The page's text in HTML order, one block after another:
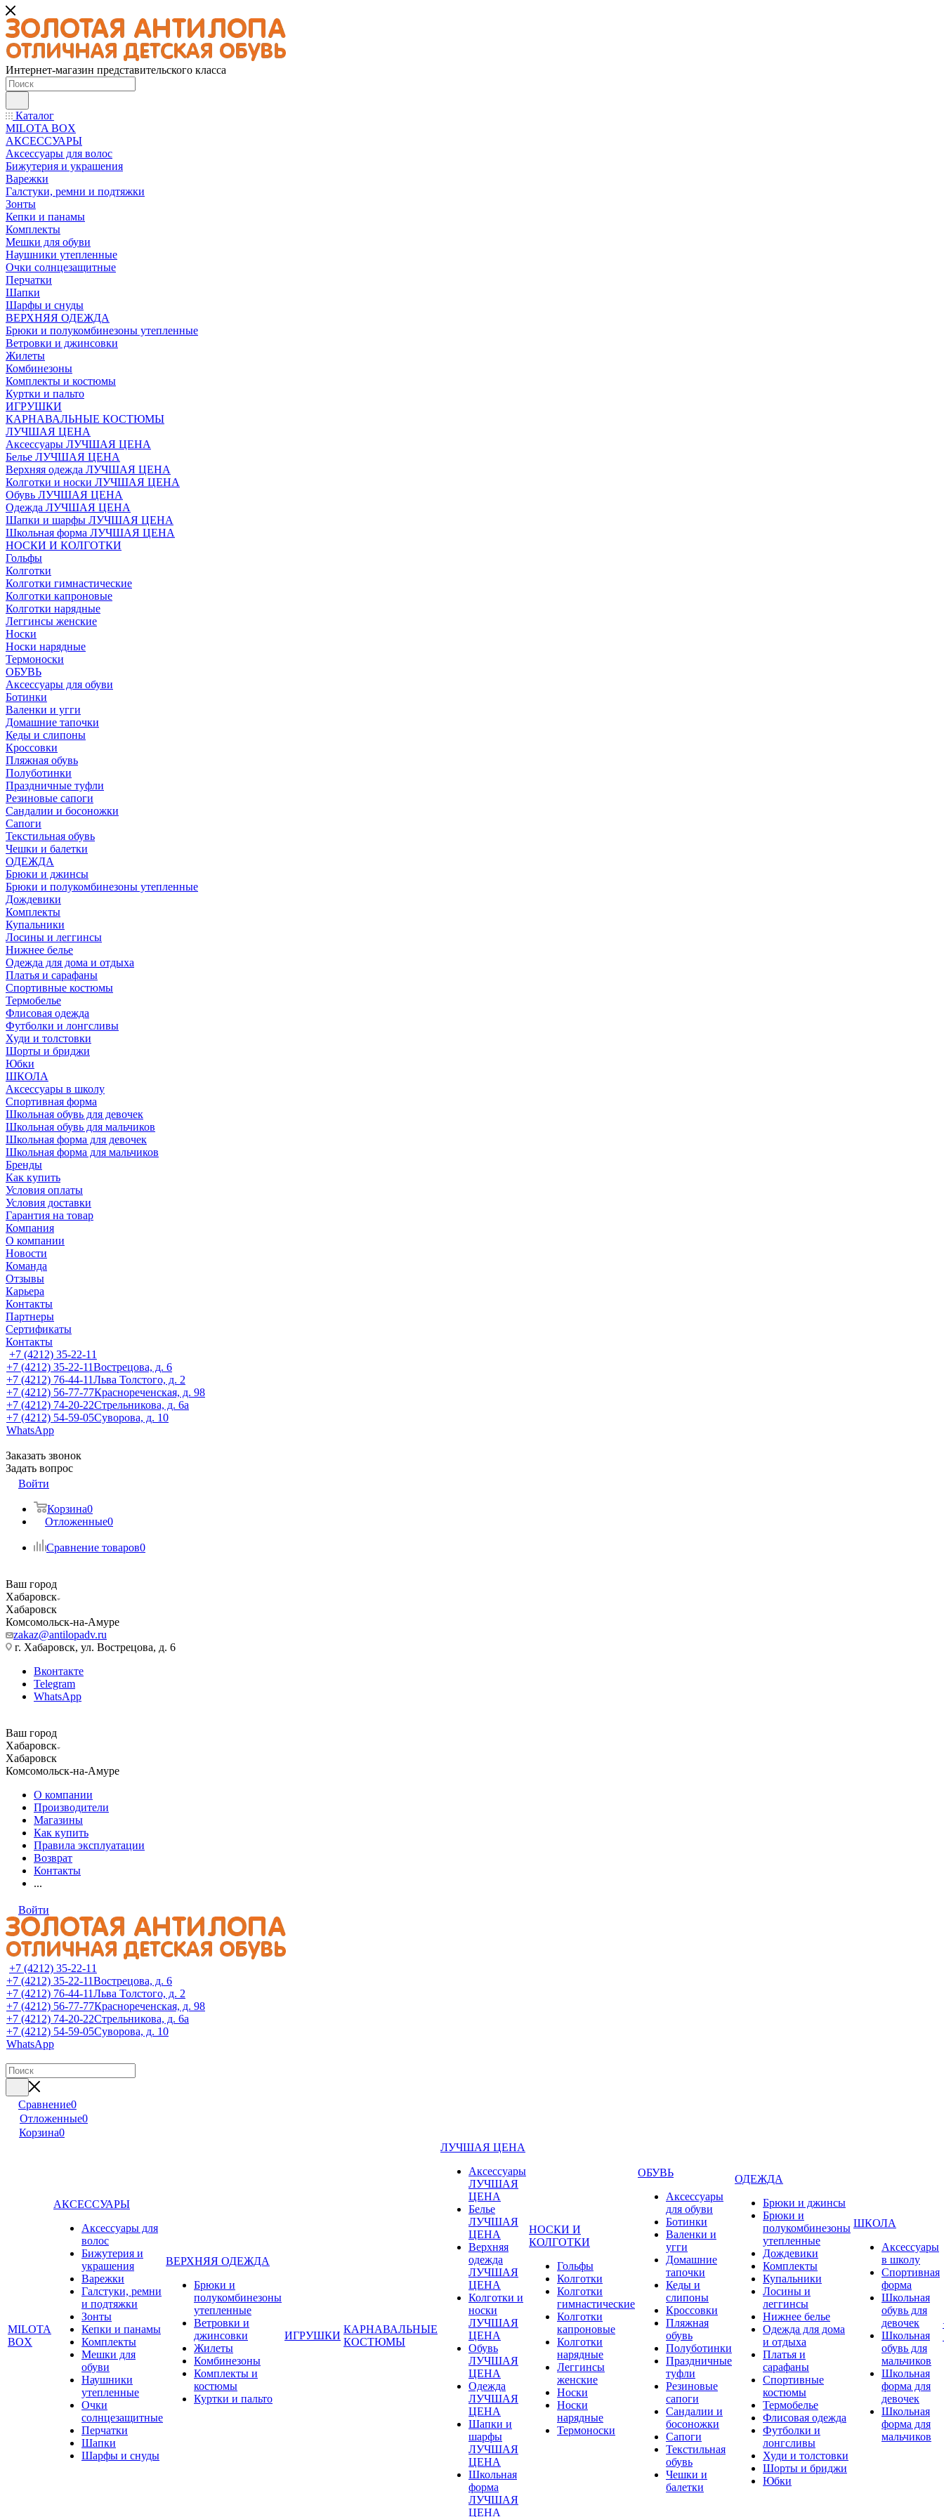
Интернет-магазин представительского класса
Каталог
MILOTA BOX
АКСЕССУАРЫ
Аксессуары для волос
Бижутерия и украшения
Варежки
Галстуки, ремни и подтяжки
Зонты
Кепки и панамы
Комплекты
Мешки для обуви
Наушники утепленные
Очки солнцезащитные
Перчатки
Шапки
Шарфы и снуды
ВЕРХНЯЯ ОДЕЖДА
Брюки и полукомбинезоны утепленные
Ветровки и джинсовки
Жилеты
Комбинезоны
Комплекты и костюмы
Куртки и пальто
ИГРУШКИ
КАРНАВАЛЬНЫЕ КОСТЮМЫ
ЛУЧШАЯ ЦЕНА
Аксессуары ЛУЧШАЯ ЦЕНА
Белье ЛУЧШАЯ ЦЕНА
Верхняя одежда ЛУЧШАЯ ЦЕНА
Колготки и носки ЛУЧШАЯ ЦЕНА
Обувь ЛУЧШАЯ ЦЕНА
Одежда ЛУЧШАЯ ЦЕНА
Шапки и шарфы ЛУЧШАЯ ЦЕНА
Школьная форма ЛУЧШАЯ ЦЕНА
НОСКИ И КОЛГОТКИ
Гольфы
Колготки
Колготки гимнастические
Колготки капроновые
Колготки нарядные
Леггинсы женские
Носки
Носки нарядные
Термоноски
ОБУВЬ
Аксессуары для обуви
Ботинки
Валенки и угги
Домашние тапочки
Кеды и слипоны
Кроссовки
Пляжная обувь
Полуботинки
Праздничные туфли
Резиновые сапоги
Сандалии и босоножки
Сапоги
Текстильная обувь
Чешки и балетки
ОДЕЖДА
Брюки и джинсы
Брюки и полукомбинезоны утепленные
Дождевики
Комплекты
Купальники
Лосины и леггинсы
Нижнее белье
Одежда для дома и отдыха
Платья и сарафаны
Спортивные костюмы
Термобелье
Флисовая одежда
Футболки и лонгсливы
Худи и толстовки
Шорты и бриджи
Юбки
ШКОЛА
Аксессуары в школу
Спортивная форма
Школьная обувь для девочек
Школьная обувь для мальчиков
Школьная форма для девочек
Школьная форма для мальчиков
Бренды
Как купить
Условия оплаты
Условия доставки
Гарантия на товар
Компания
О компании
Новости
Команда
Отзывы
Карьера
Контакты
Партнеры
Сертификаты
Контакты
+7 (4212) 35-22-11
+7 (4212) 35-22-11Вострецова, д. 6
+7 (4212) 76-44-11Льва Толстого, д. 2
+7 (4212) 56-77-77Краснореченская, д. 98
+7 (4212) 74-20-22Стрельникова, д. 6а
+7 (4212) 54-59-05Суворова, д. 10
WhatsApp
Заказать звонок
Задать вопрос
Войти
Корзина0
Отложенные0
Сравнение товаров0
Ваш город
Хабаровск
Хабаровск
Комсомольск-на-Амуре
zakaz@antilopadv.ru
г. Хабаровск, ул. Вострецова, д. 6
Вконтакте
Telegram
WhatsApp
Ваш город
Хабаровск
Хабаровск
Комсомольск-на-Амуре
О компании
Производители
Магазины
Как купить
Правила эксплуатации
Возврат
Контакты
...
Войти
+7 (4212) 35-22-11
+7 (4212) 35-22-11Вострецова, д. 6
+7 (4212) 76-44-11Льва Толстого, д. 2
+7 (4212) 56-77-77Краснореченская, д. 98
+7 (4212) 74-20-22Стрельникова, д. 6а
+7 (4212) 54-59-05Суворова, д. 10
WhatsApp
Сравнение0
Отложенные0
Корзина0
MILOTA
BOX
АКСЕССУАРЫ
Аксессуары для
волос
Бижутерия и
украшения
Варежки
Галстуки, ремни
и подтяжки
Зонты
Кепки и панамы
Комплекты
Мешки для
обуви
Наушники
утепленные
Очки
солнцезащитные
Перчатки
Шапки
Шарфы и снуды
ВЕРХНЯЯ ОДЕЖДА
Брюки и
полукомбинезоны
утепленные
Ветровки и
джинсовки
Жилеты
Комбинезоны
Комплекты и
костюмы
Куртки и пальто
ИГРУШКИ
КАРНАВАЛЬНЫЕ
КОСТЮМЫ
ЛУЧШАЯ ЦЕНА
Аксессуары
ЛУЧШАЯ
ЦЕНА
Белье
ЛУЧШАЯ
ЦЕНА
Верхняя
одежда
ЛУЧШАЯ
ЦЕНА
Колготки и
носки
ЛУЧШАЯ
ЦЕНА
Обувь
ЛУЧШАЯ
ЦЕНА
Одежда
ЛУЧШАЯ
ЦЕНА
Шапки и
шарфы
ЛУЧШАЯ
ЦЕНА
Школьная
форма
ЛУЧШАЯ
ЦЕНА
НОСКИ И
КОЛГОТКИ
Гольфы
Колготки
Колготки
гимнастические
Колготки
капроновые
Колготки
нарядные
Леггинсы
женские
Носки
Носки
нарядные
Термоноски
ОБУВЬ
Аксессуары
для обуви
Ботинки
Валенки и
угги
Домашние
тапочки
Кеды и
слипоны
Кроссовки
Пляжная
обувь
Полуботинки
Праздничные
туфли
Резиновые
сапоги
Сандалии и
босоножки
Сапоги
Текстильная
обувь
Чешки и
балетки
ОДЕЖДА
Брюки и джинсы
Брюки и
полукомбинезоны
утепленные
Дождевики
Комплекты
Купальники
Лосины и
леггинсы
Нижнее белье
Одежда для дома
и отдыха
Платья и
сарафаны
Спортивные
костюмы
Термобелье
Флисовая одежда
Футболки и
лонгсливы
Худи и толстовки
Шорты и бриджи
Юбки
ШКОЛА
Аксессуары
в школу
Спортивная
форма
Школьная
обувь для
девочек
Школьная
обувь для
мальчиков
Школьная
форма для
девочек
Школьная
форма для
мальчиков